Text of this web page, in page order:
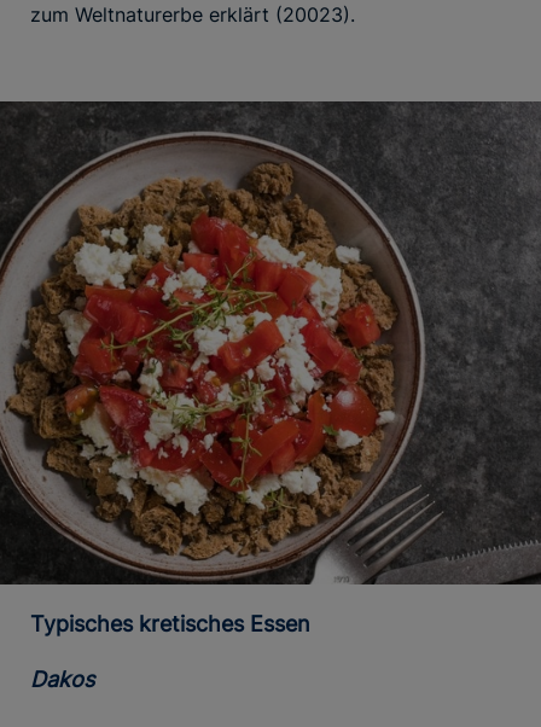
zum Weltnaturerbe erklärt (20023).
Typisches kretisches Essen
Dakos